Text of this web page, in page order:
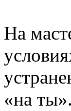
На
«на ты».